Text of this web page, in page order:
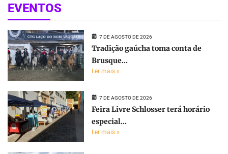
EVENTOS
7 DE AGOSTO DE 2026
Tradição gaúcha toma conta de
Brusque...
Ler mais »
7 DE AGOSTO DE 2026
Feira Livre Schlosser terá horário
especial...
Ler mais »